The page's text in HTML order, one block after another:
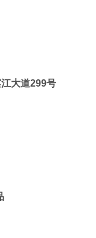
司
大道299号